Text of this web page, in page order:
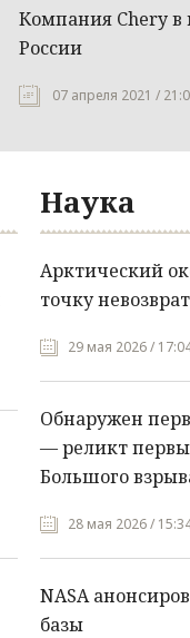
Компания Chery в
России
07 апреля 2021 /
Наука
Арктический
точку
29 мая 2026 /
Обнаружен
— реликт
Большого
28 мая 2026 /
NASA
базы